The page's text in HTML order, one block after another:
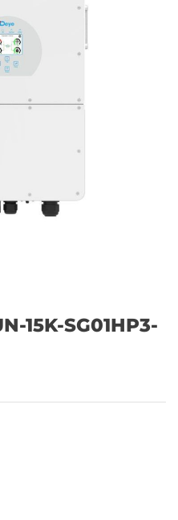
15K-SG01HP3-